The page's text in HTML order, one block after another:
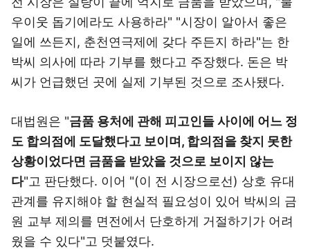
우이웃 돕기에라도 사용하라" "시장이 알아서 좋은
일에 쓰든지, 춘천연극제에 갖다 주든지 하라"는 한
박씨 의사에 따라 기부를 했다고 주장했다. 돈은 박
씨가 언급했던 곳에 실제 기부된 것으로 조사됐다.
대법원은 "금품 용처에 관해 피고인들 사이에 어느 정
도 합의점에 도달했다고 보이며, 합의점을 찾지 못한
상황이었다면 금품을 받았을 것으로 보이지 않는
다"고 판단했다. 이어 "(이 전 시장으로선) 상호 유대
관계를 유지해야 할 현실적 필요성이 있어 박씨의 금
원 교부 제의를 면전에서 단호하게 거절하기가 어려
웠을 수 있다"고 덧붙였다.